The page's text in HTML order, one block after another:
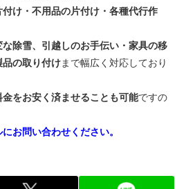
け・不用品の片付け・各種代行作
除雪、引越しのお手伝い・家具の移
の取り付けまで幅広く対応しており
金をお安く済ませることも可能ですの
お問い合わせください。